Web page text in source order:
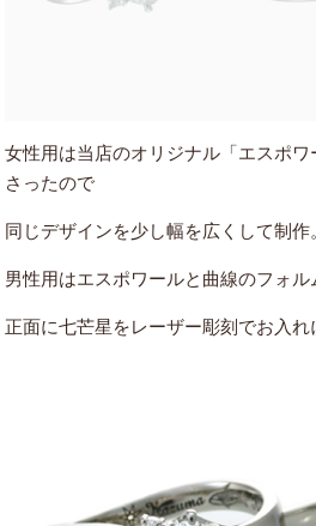
女性用は当店のオリジナル「エスポ
さったので
同じデザインを少し幅を広くして制作
男性用はエスポワールと曲線のフォル
正面に七芒星をレーザー彫刻でお入れ